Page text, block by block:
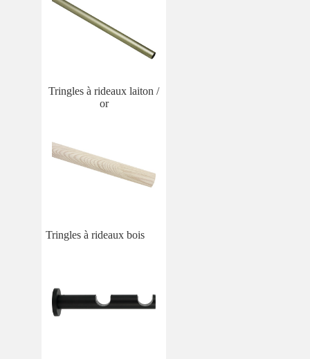
Tringles à rideaux laiton /
or
Tringles à rideaux bois